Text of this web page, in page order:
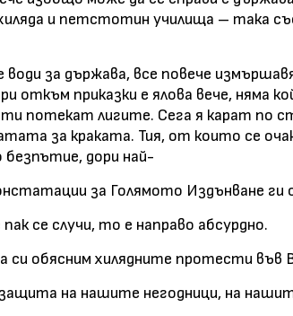
хиляда и петстотин училища – така
за държава, все повече
откъм приказки е ялова вече, няма
ти потекат лигите. Сега я карат по
за краката. Тия, от които се
дори най-
за Голямото Издънване
се случи, то е направо абсурдно.
си обясним хилядните протести във
на нашите негодници, на